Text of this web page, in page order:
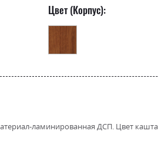
Цвет (Корпус):
ламинированная ДСП. Цвет